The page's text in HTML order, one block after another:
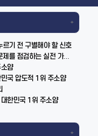
+
기 전 구별해야 할 신호
휴게텔 막힘 원인과 안전한 확인 방법, 접속 문제를 점검하는 실전 가이드
얌
국 압도적 1위 주소얌
한민국 1위 주소얌
+